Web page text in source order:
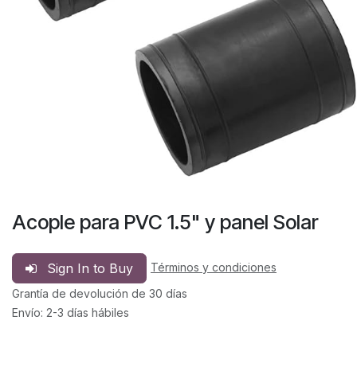
Acople para PVC 1.5" y panel Solar
Sign In to Buy
Términos y condiciones
Grantía de devolución de 30 días
Envío: 2-3 días hábiles